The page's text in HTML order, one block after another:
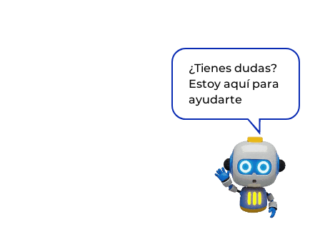
¿Tienes dudas?
Estoy aquí para
ayudarte